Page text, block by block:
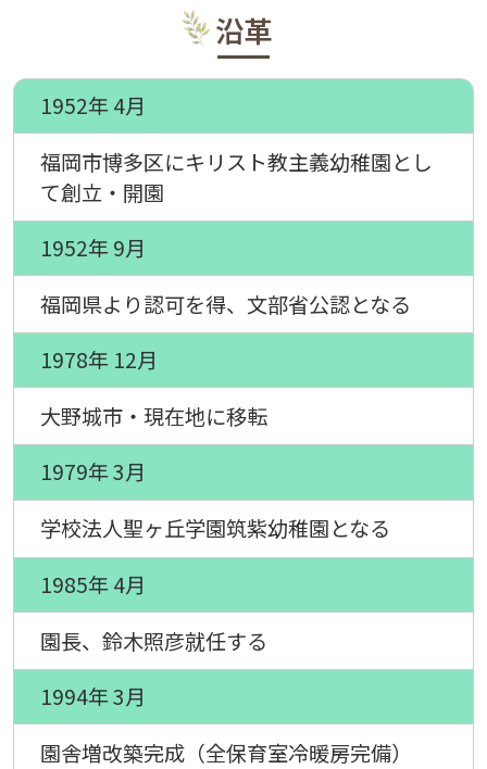
沿革
1952年 4月
福岡市博多区にキリスト教主義幼稚園とし
て創立・開園
1952年 9月
福岡県より認可を得、文部省公認となる
1978年 12月
大野城市・現在地に移転
1979年 3月
学校法人聖ヶ丘学園筑紫幼稚園となる
1985年 4月
園長、鈴木照彦就任する
1994年 3月
園舎増改築完成（全保育室冷暖房完備）